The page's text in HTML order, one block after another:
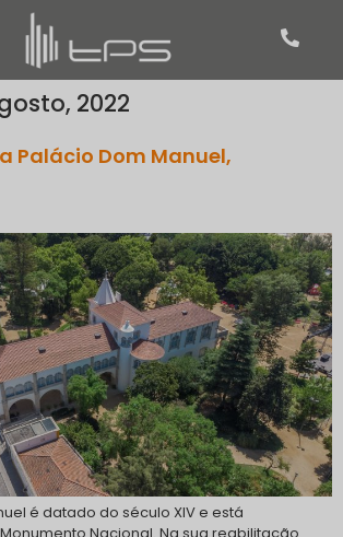
2022
Palácio Dom Manuel,
é datado do século XIV e está